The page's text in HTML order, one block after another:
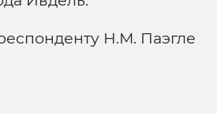
Н.М. Паэгле